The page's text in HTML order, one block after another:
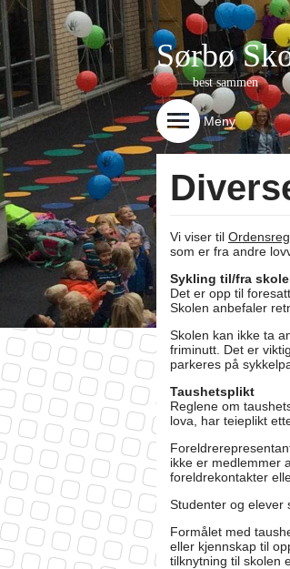
Sørbø
best sammen
Meny
Vi viser til
som er fra andre
Sykling til/fra
Det er opp til
Skolen anbefaler
Skolen kan ikke ta
friminutt. Det er
parkeres på
Taushetsplikt
Reglene om
lova, har teieplikt
ikke er medlemmer
foreldrekontakter
Studenter og elever
Formålet med
eller kjennskap til
tilknytning til skolen